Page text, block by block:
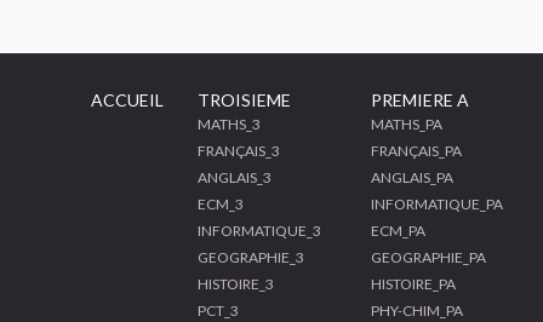
ACCUEIL TROISIEME
MATHS_3
FRANÇAIS_3
ANGLAIS_3
ECM_3
INFORMATIQUE_3
GEOGRAPHIE_3
HISTOIRE_3
PCT_3
PREMIERE A
MATHS_PA
FRANÇAIS_PA
ANGLAIS_PA
INFORMATIQUE_PA
ECM_PA
GEOGRAPHIE_PA
HISTOIRE_PA
PHY-CHIM_PA